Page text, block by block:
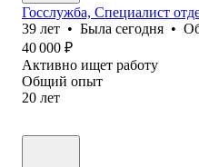
Госслужба, Специалист
39 лет • Была сегодня •
40 000 ₽
Активно ищет работу
Общий опыт
20 лет